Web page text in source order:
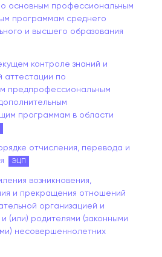
основным профессиональным
программам среднего
и высшего образования
контроле знаний и
аттестации по
предпрофессиональным
программам в области
отчисления, перевода и
ЭЦП
возникновения,
и прекращения отношений
организацией и
(или) родителями (законными
несовершеннолетних